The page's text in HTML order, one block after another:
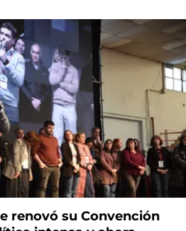
renovó su Convención